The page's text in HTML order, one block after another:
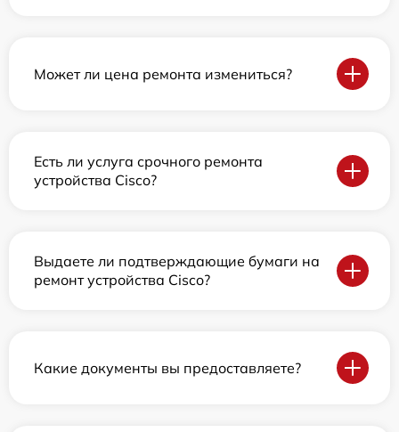
Может ли цена ремонта измениться?
Есть ли услуга срочного ремонта
устройства Cisco?
Выдаете ли подтверждающие бумаги на
ремонт устройства Cisco?
Какие документы вы предоставляете?